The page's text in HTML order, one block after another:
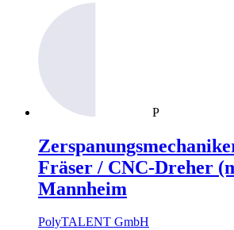
P
Fräser / CNC-Dreher
Mannheim
PolyTALENT GmbH